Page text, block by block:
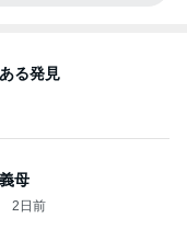
る発見
母
2日前